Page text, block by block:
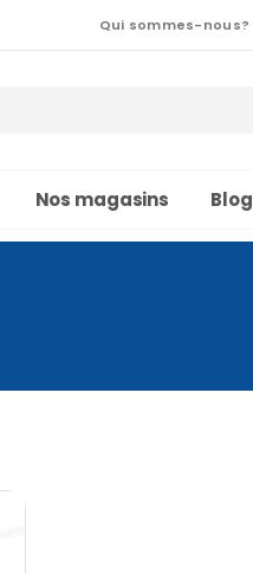
Qui sommes-nous?
Nos magasins Blog